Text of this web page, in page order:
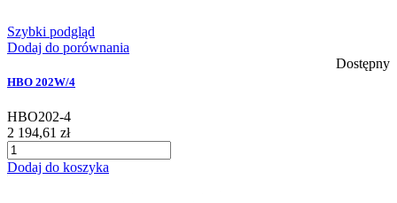
Szybki podgląd
Dodaj do porównania
Dostępny
HBO 202W/4
HBO202-4
2 194,61 zł
Dodaj do koszyka